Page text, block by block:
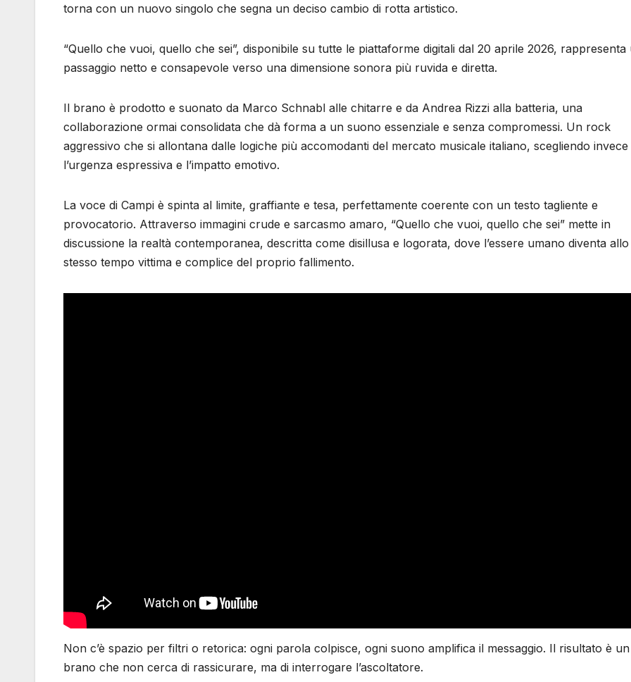
torna con un nuovo singolo che segna un deciso cambio di rotta artistico.
“Quello che vuoi, quello che sei”, disponibile su tutte le piattaforme digitali dal 20 aprile 2026, rappresenta
passaggio netto e consapevole verso una dimensione sonora più ruvida e diretta.
Il brano è prodotto e suonato da Marco Schnabl alle chitarre e da Andrea Rizzi alla batteria, una
collaborazione ormai consolidata che dà forma a un suono essenziale e senza compromessi. Un rock
aggressivo che si allontana dalle logiche più accomodanti del mercato musicale italiano, scegliendo invece
l’urgenza espressiva e l’impatto emotivo.
La voce di Campi è spinta al limite, graffiante e tesa, perfettamente coerente con un testo tagliente e
provocatorio. Attraverso immagini crude e sarcasmo amaro, “Quello che vuoi, quello che sei” mette in
discussione la realtà contemporanea, descritta come disillusa e logorata, dove l’essere umano diventa allo
stesso tempo vittima e complice del proprio fallimento.
Non c’è spazio per filtri o retorica: ogni parola colpisce, ogni suono amplifica il messaggio. Il risultato è un
brano che non cerca di rassicurare, ma di interrogare l’ascoltatore.